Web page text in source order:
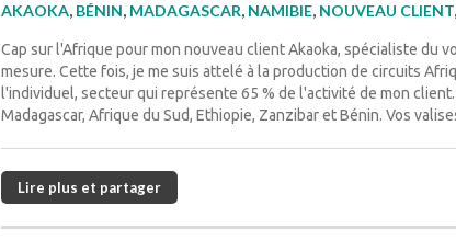
AKAOKA, BÉNIN, MADAGASCAR, NAMIBIE, NOUVEAU CLIENT,
Cap sur l'Afrique pour mon nouveau client Akaoka, spécialiste du
mesure. Cette fois, je me suis attelé à la production de circuits
l'individuel, secteur qui représente 65 % de l'activité de mon client.
Madagascar, Afrique du Sud, Ethiopie, Zanzibar et Bénin. Vos
Lire plus et partager